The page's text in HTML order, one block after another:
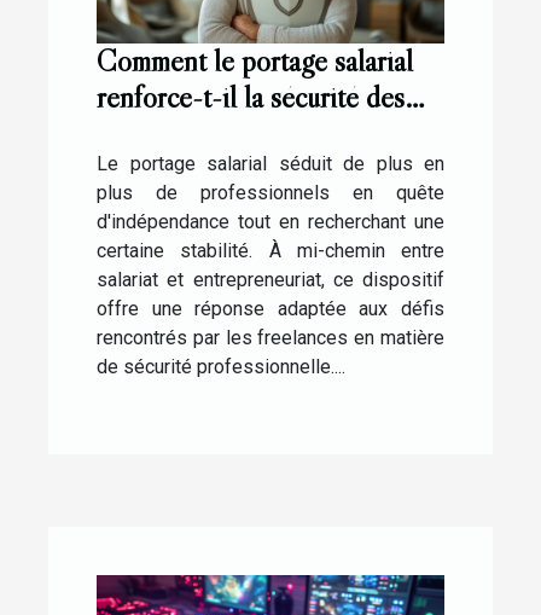
Comment le portage salarial
renforce-t-il la sécurité des
Le portage salarial séduit de plus en
plus de professionnels en quête
d'indépendance tout en recherchant une
certaine stabilité. À mi-chemin entre
salariat et entrepreneuriat, ce dispositif
offre une réponse adaptée aux défis
rencontrés par les freelances en matière
de sécurité professionnelle....